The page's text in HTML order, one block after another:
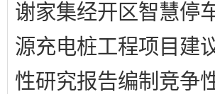
谢家集经开区智慧停
源充电桩工程项目建
性研究报告编制竞争